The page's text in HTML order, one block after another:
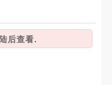
后查看.